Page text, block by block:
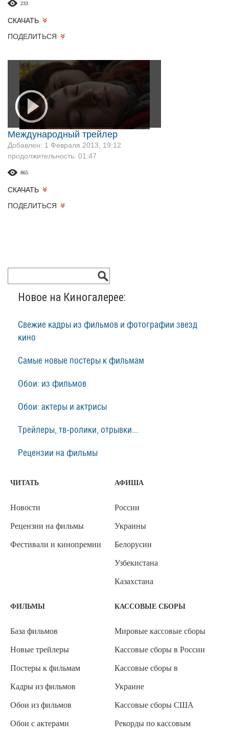
233
СКАЧАТЬ
ПОДЕЛИТЬСЯ
Международный трейлер
Добавлен: 1 Февраля 2013, 19:12
продолжительность: 01:47
865
СКАЧАТЬ
ПОДЕЛИТЬСЯ
Новое на Киногалерее:
Свежие кадры из фильмов и фотографии звезд
кино
Самые новые постеры к фильмам
Обои: из фильмов
Обои: актеры и актрисы
Трейлеры, тв-ролики, отрывки...
Рецензии на фильмы
ЧИТАТЬ
Новости
Рецензии на фильмы
Фестивали и кинопремии
АФИША
России
Украины
Белорусии
Узбекистана
Казахстана
ФИЛЬМЫ
База фильмов
Новые трейлеры
Постеры к фильмам
Кадры из фильмов
Обои из фильмов
Обои с актерами
КАССОВЫЕ СБОРЫ
Мировые кассовые сборы
Кассовые сборы в России
Кассовые сборы в
Украине
Кассовые сборы США
Рекорды по кассовым